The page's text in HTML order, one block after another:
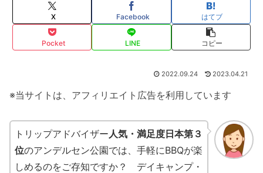
X Facebook はてブ
Pocket LINE コピー
2022.09.24 2023.04.21
※当サイトは、アフィリエイト広告を利用しています
トリップアドバイザー 人気・満足度日本第３
位のアンデルセン公園では、手軽にBBQが楽
しめるのをご存知ですか？ デイキャンプ・